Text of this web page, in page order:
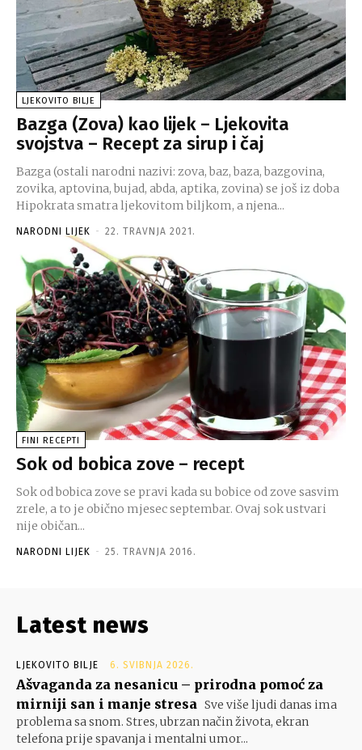
LJEKOVITO BILJE
Bazga (Zova) kao lijek – Ljekovita
svojstva – Recept za sirup i čaj
Bazga (ostali narodni nazivi: zova, baz, baza, bazgovina,
zovika, aptovina, bujad, abda, aptika, zovina) se još iz doba
Hipokrata smatra ljekovitom biljkom, a njena...
NARODNI LIJEK - 22. TRAVNJA 2021.
FINI RECEPTI
Sok od bobica zove – recept
Sok od bobica zove se pravi kada su bobice od zove sasvim
zrele, a to je obično mjesec septembar. Ovaj sok ustvari
nije običan...
NARODNI LIJEK - 25. TRAVNJA 2016.
Latest news
LJEKOVITO BILJE 6. SVIBNJA 2026.
Ašvaganda za nesanicu – prirodna pomoć za
mirniji san i manje stresa Sve više ljudi danas ima
problema sa snom. Stres, ubrzan način života, ekran
telefona prije spavanja i mentalni umor...